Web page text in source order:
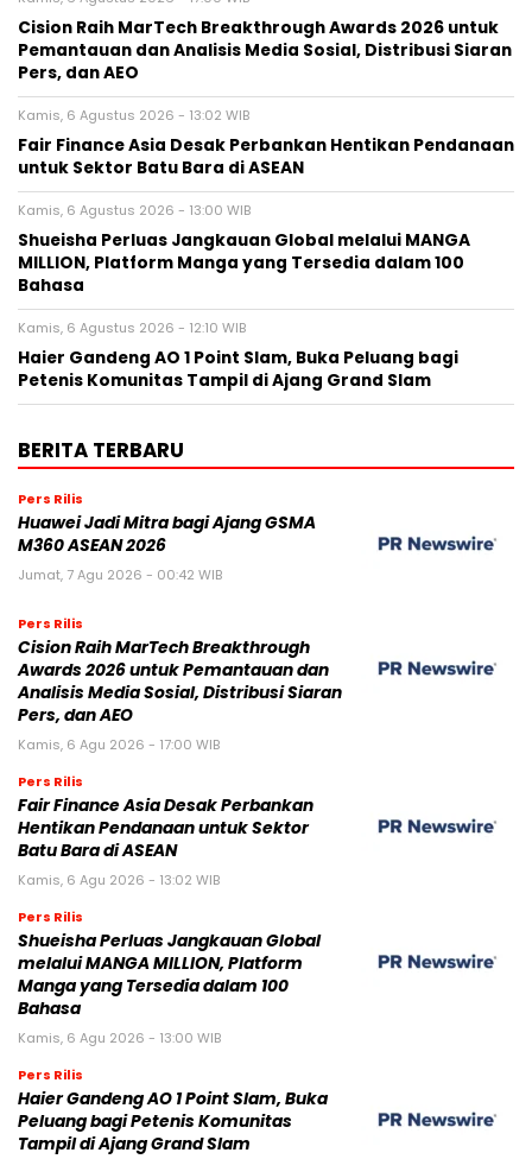
Cision Raih MarTech Breakthrough Awards 2026 untuk
Pemantauan dan Analisis Media Sosial, Distribusi Siaran
Pers, dan AEO
Kamis, 6 Agustus 2026 - 13:02 WIB
Fair Finance Asia Desak Perbankan Hentikan Pendanaan
untuk Sektor Batu Bara di ASEAN
Kamis, 6 Agustus 2026 - 13:00 WIB
Shueisha Perluas Jangkauan Global melalui MANGA
MILLION, Platform Manga yang Tersedia dalam 100
Bahasa
Kamis, 6 Agustus 2026 - 12:10 WIB
Haier Gandeng AO 1 Point Slam, Buka Peluang bagi
Petenis Komunitas Tampil di Ajang Grand Slam
BERITA TERBARU
Pers Rilis
Huawei Jadi Mitra bagi Ajang GSMA
M360 ASEAN 2026
Jumat, 7 Agu 2026 - 00:42 WIB
Pers Rilis
Cision Raih MarTech Breakthrough
Awards 2026 untuk Pemantauan dan
Analisis Media Sosial, Distribusi Siaran
Pers, dan AEO
Kamis, 6 Agu 2026 - 17:00 WIB
Pers Rilis
Fair Finance Asia Desak Perbankan
Hentikan Pendanaan untuk Sektor
Batu Bara di ASEAN
Kamis, 6 Agu 2026 - 13:02 WIB
Pers Rilis
Shueisha Perluas Jangkauan Global
melalui MANGA MILLION, Platform
Manga yang Tersedia dalam 100
Bahasa
Kamis, 6 Agu 2026 - 13:00 WIB
Pers Rilis
Haier Gandeng AO 1 Point Slam, Buka
Peluang bagi Petenis Komunitas
Tampil di Ajang Grand Slam